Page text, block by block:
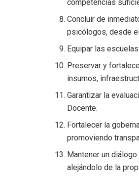
competencias
Concluir de
psicólogos, desde
Equipar las
Preservar y
insumos,
Garantizar la
Docente.
Fortalecer la
promoviendo
Mantener un
alejándolo de la